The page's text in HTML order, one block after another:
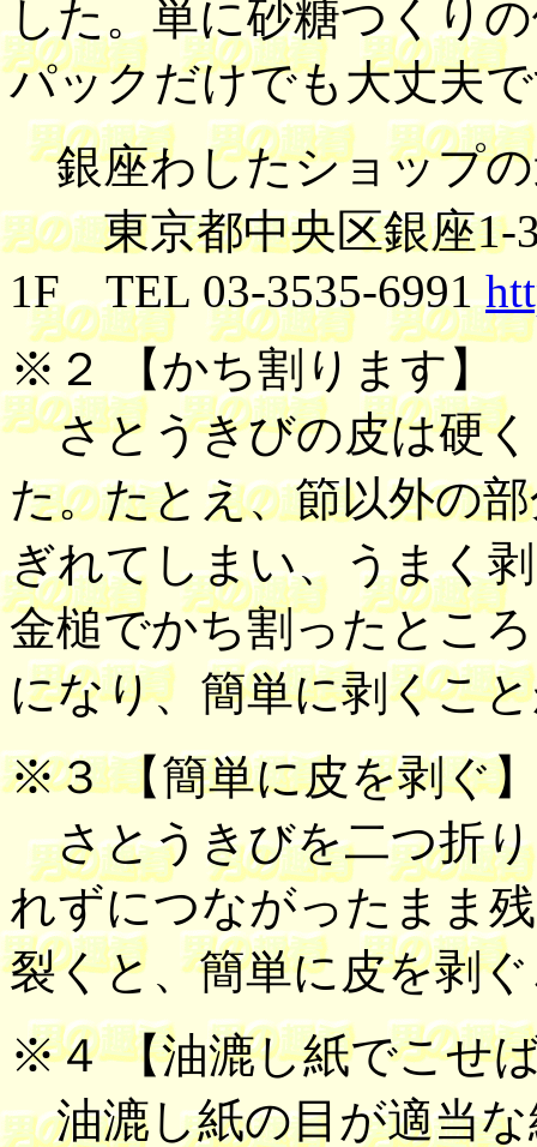
した。単に砂糖つくり
パックだけでも大丈夫
銀座わしたショップ
東京都中央区銀座1-
1F TEL 03-3535-6991
※２ 【かち割ります 】
さとうきびの皮は硬く
た。たとえ、節以外の
ぎれてしまい、うまく
金槌でかち割ったとこ
になり、簡単に剥くこ
※３ 【簡単に皮を剥ぐ
さとうきびを二つ折
れずにつながったまま
裂くと、簡単に皮を剥
※４ 【油漉し紙でこせ
油漉し紙の目が適当な